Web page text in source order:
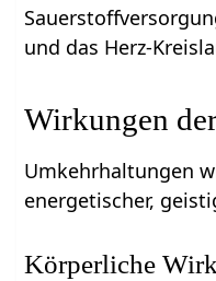
und das Herz-
Wirkungen
Umkehrhaltungen
energetischer,
Körperliche